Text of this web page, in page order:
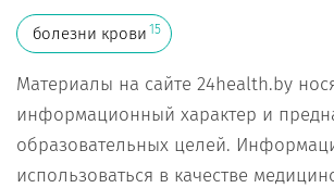
болезни крови 15
Материалы на сайте 24health.by
информационный характер и
образовательных целей.
использоваться в качестве